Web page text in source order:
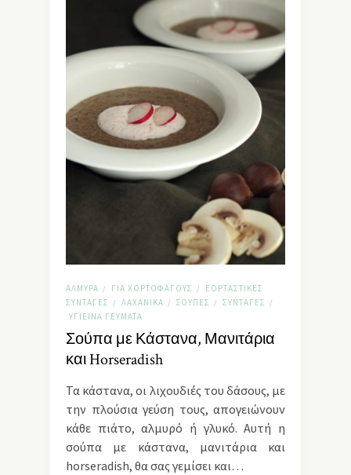
ΑΛΜΥΡΆ / ΓΙΑ ΧΟΡΤΟΦΆΓΟΥΣ /
ΕΟΡΤΑΣΤΙΚΈΣ
ΣΥΝΤΑΓΈΣ
/ ΛΑΧΑΝΙΚΆ / ΣΟΎΠΕΣ / ΣΥΝΤΑΓΈΣ /
ΥΓΙΕΙΝΆ ΓΕΎΜΑΤΑ
Σούπα με Κάστανα, Μανιτάρια
και Horseradish
Τα κάστανα, οι λιχουδιές του δάσους, με
την πλούσια γεύση τους, απογειώνουν
κάθε πιάτο, αλμυρό ή γλυκό. Αυτή η
σούπα με κάστανα, μανιτάρια και
horseradish, θα σας γεμίσει και…